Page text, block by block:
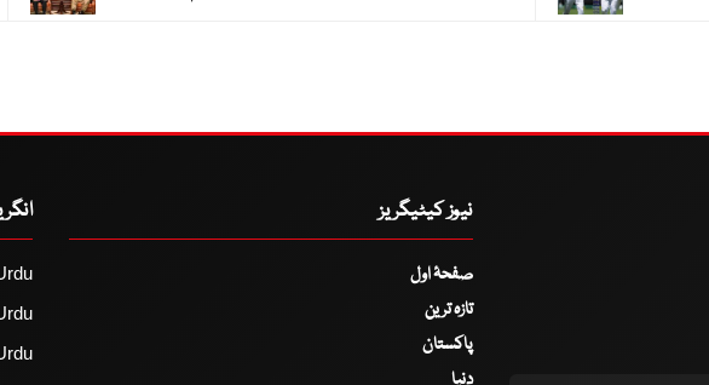
نیوز کیٹیگریز
صفحۂ اول
تازہ ترین
پاکستان